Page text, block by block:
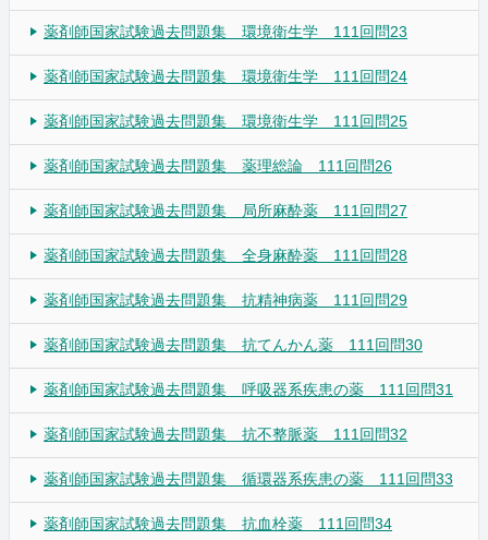
薬剤師国家試験過去問題集 環境衛生学 111回問23
薬剤師国家試験過去問題集 環境衛生学 111回問24
薬剤師国家試験過去問題集 環境衛生学 111回問25
薬剤師国家試験過去問題集 薬理総論 111回問26
薬剤師国家試験過去問題集 局所麻酔薬 111回問27
薬剤師国家試験過去問題集 全身麻酔薬 111回問28
薬剤師国家試験過去問題集 抗精神病薬 111回問29
薬剤師国家試験過去問題集 抗てんかん薬 111回問30
薬剤師国家試験過去問題集 呼吸器系疾患の薬 111回問31
薬剤師国家試験過去問題集 抗不整脈薬 111回問32
薬剤師国家試験過去問題集 循環器系疾患の薬 111回問33
薬剤師国家試験過去問題集 抗血栓薬 111回問34